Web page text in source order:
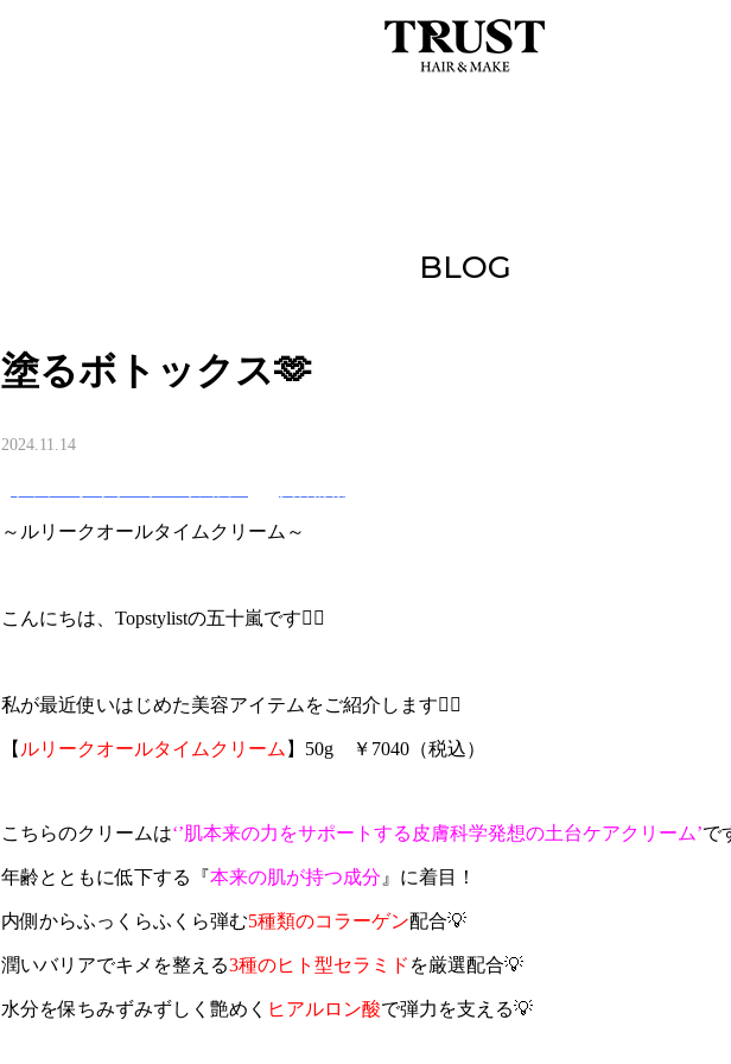
BLOG
塗るボトックス🫶
2024.11.14
～ルリークオールタイムクリーム～
こんにちは、Topstylistの五十嵐です🙋‍♀️
私が最近使いはじめた美容アイテムをご紹介します💁‍♀️
【 ルリークオールタイムクリーム 】50g ￥7040（税込）
こちらのクリームは‘’肌本来の力をサポートする皮膚科学発想の土台ケアクリーム’で
年齢とともに低下する『本来の肌が持つ成分 』に着目！
内側からふっくらふくら弾む5種類のコラーゲン配合💡
潤いバリアでキメを整える3種のヒト型セラミド を厳選配合💡
水分を保ちみずみずしく艶めく ヒアルロン酸で弾力を支える💡